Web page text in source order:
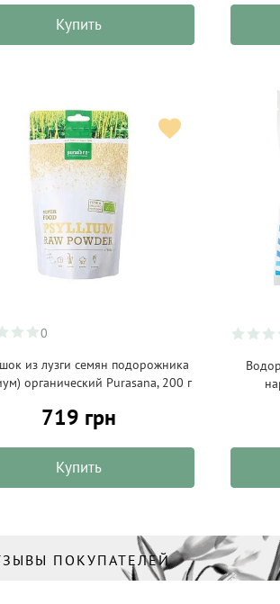
Снеки(74)
Соусы/Специи(134)
Суперфуд(14)
Сухой завтрак(13)
(10)
Шампанское
Шоколад(94)
Яйца(2)
Купить
0
из лузги семян подорожника
органический Purasana, 200 г
719 грн
Купить
ПОКУПАТЕЛЕЙ